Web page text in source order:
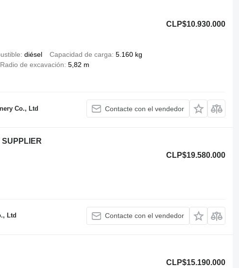
CLP$10.930.000
diésel Capacidad de carga 5.160 kg
Radio de excavación 5,82 m
Co., Ltd Contacte con el vendedor
SUPPLIER
CLP$19.580.000
Ltd Contacte con el vendedor
CLP$15.190.000